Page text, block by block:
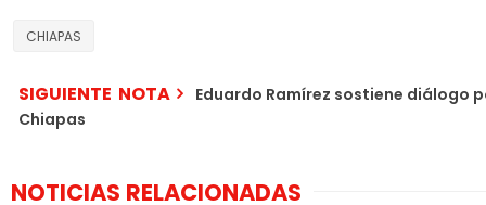
CHIAPAS
SIGUIENTE NOTA
Eduardo Ramírez sostiene diálogo
Chiapas
NOTICIAS RELACIONADAS